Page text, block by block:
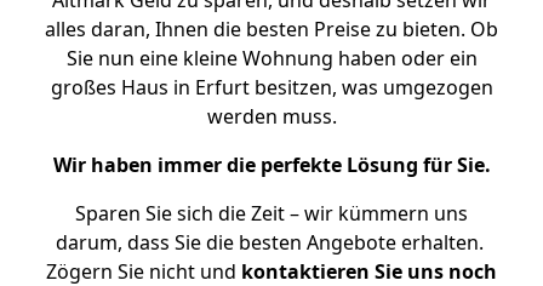
alles daran, Ihnen die besten Preise zu bieten. Ob
Sie nun eine kleine Wohnung haben oder ein
großes Haus in Erfurt besitzen, was umgezogen
werden muss.
Wir haben immer die perfekte Lösung für Sie.
Sparen Sie sich die Zeit – wir kümmern uns
darum, dass Sie die besten Angebote erhalten.
Zögern Sie nicht und kontaktieren Sie uns noch